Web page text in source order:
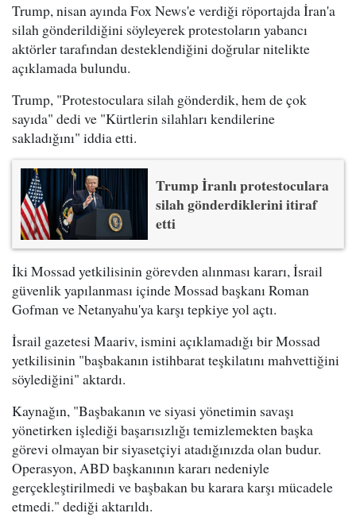
Trump, nisan ayında Fox News'e verdiği röportajda İran'a
silah gönderildiğini söyleyerek protestoların yabancı
aktörler tarafından desteklendiğini doğrular nitelikte
açıklamada bulundu.
Trump, "Protestoculara silah gönderdik, hem de çok
sayıda" dedi ve "Kürtlerin silahları kendilerine
sakladığını" iddia etti.
Trump İranlı protestoculara
silah gönderdiklerini itiraf
etti
İki Mossad yetkilisinin görevden alınması kararı, İsrail
güvenlik yapılanması içinde Mossad başkanı Roman
Gofman ve Netanyahu'ya karşı tepkiye yol açtı.
İsrail gazetesi Maariv, ismini açıklamadığı bir Mossad
yetkilisinin "başbakanın istihbarat teşkilatını mahvettiğini
söylediğini" aktardı.
Kaynağın, "Başbakanın ve siyasi yönetimin savaşı
yönetirken işlediği başarısızlığı temizlemekten başka
görevi olmayan bir siyasetçiyi atadığınızda olan budur.
Operasyon, ABD başkanının kararı nedeniyle
gerçekleştirilmedi ve başbakan bu karara karşı mücadele
etmedi." dediği aktarıldı.